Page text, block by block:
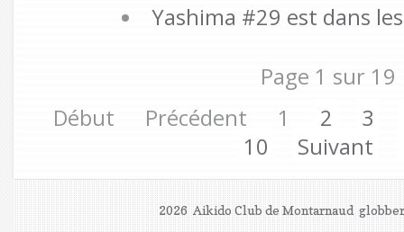
Yashima #29 est dans
Page 1 sur 19
Début
Précédent 1 2 3
10
Suivant
2026 Aikido Club de Montarnaud